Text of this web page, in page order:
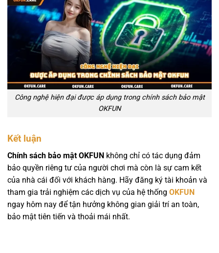
Công nghệ hiện đại được áp dụng trong chính sách bảo mật
OKFUN
Kết luận
Chính sách bảo mật OKFUN không chỉ có tác dụng đảm
bảo quyền riêng tư của người chơi mà còn là sự cam kết
của nhà cái đối với khách hàng. Hãy đăng ký tài khoản và
tham gia trải nghiệm các dịch vụ của hệ thống OKFUN
ngay hôm nay để tận hưởng không gian giải trí an toàn,
bảo mật tiên tiến và thoải mái nhất.